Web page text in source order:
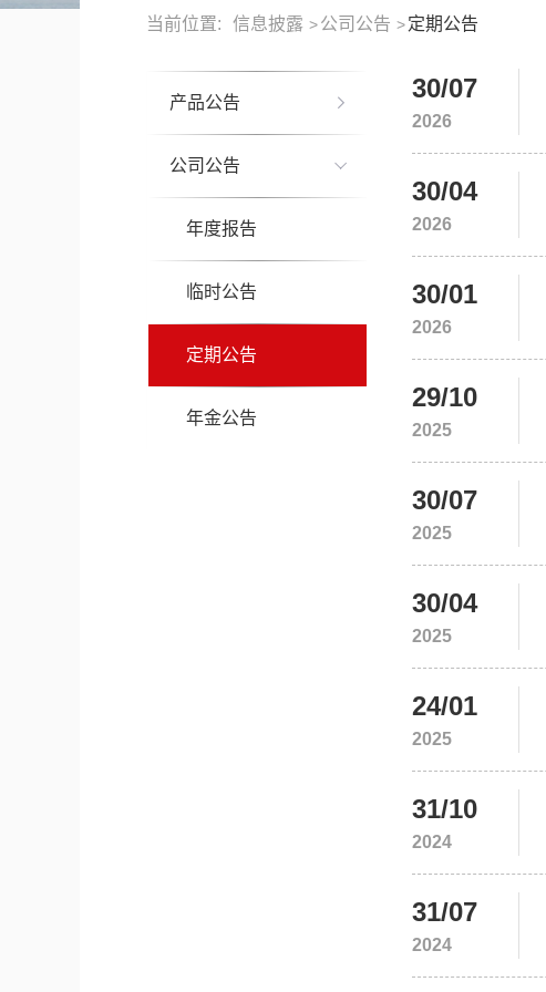
当前位置: 信息披露 >公司公告 >定期公告
产品公告
净值公告
现金管理
其他净值型产品
成立公告
管理报告
临时公告
清算公告
公司公告
年度报告
临时公告
定期公告
年金公告
30/07
2026
30/04
2026
30/01
2026
29/10
2025
30/07
2025
30/04
2025
24/01
2025
31/10
2024
31/07
2024